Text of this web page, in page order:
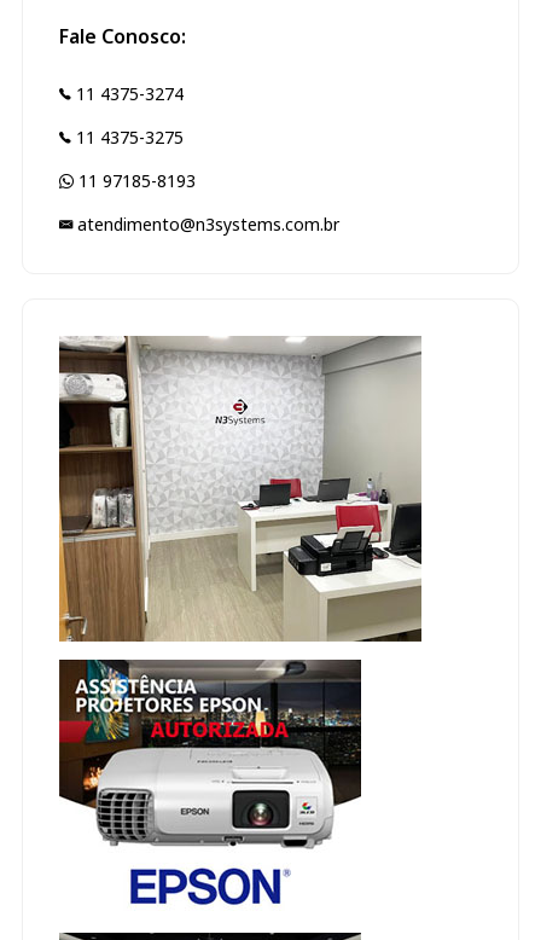
Fale Conosco:
11 4375-3274
11 4375-3275
11 97185-8193
atendimento@n3systems.com.br